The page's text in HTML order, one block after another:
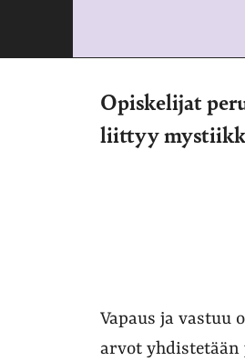
Opiskelijat
liittyy
Vapaus ja vastuu
arvot